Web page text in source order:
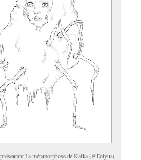
La métamorphose de Kafka (@Eolyus)